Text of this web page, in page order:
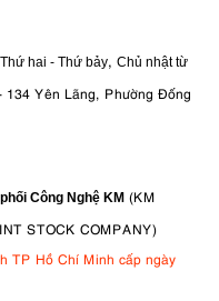
hai - Thứ bảy, Chủ nhật từ
134 Yên Lãng, Phường Đống
Công Nghệ KM (KM
STOCK COMPANY)
TP Hồ Chí Minh cấp ngày